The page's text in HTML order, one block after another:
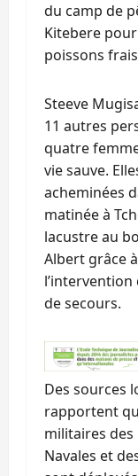
du camp de
Kitebere
poissons
Steeve
11 autres
quatre
vie sauve.
acheminées
matinée à
lacustre au
Albert grâce à
l’intervention
de secours.
Des sources
rapportent
militaires des
Navales et